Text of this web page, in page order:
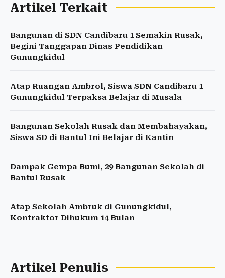
Artikel Terkait
Bangunan di SDN Candibaru 1 Semakin Rusak,
Begini Tanggapan Dinas Pendidikan
Gunungkidul
Atap Ruangan Ambrol, Siswa SDN Candibaru 1
Gunungkidul Terpaksa Belajar di Musala
Bangunan Sekolah Rusak dan Membahayakan,
Siswa SD di Bantul Ini Belajar di Kantin
Dampak Gempa Bumi, 29 Bangunan Sekolah di
Bantul Rusak
Atap Sekolah Ambruk di Gunungkidul,
Kontraktor Dihukum 14 Bulan
Artikel Penulis